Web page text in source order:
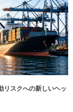
リスクへの新しいヘッ